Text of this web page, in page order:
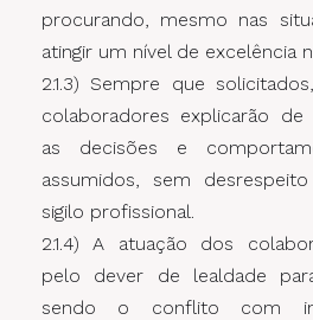
procurando, mesmo nas
atingir um nível de excelência
2.1.3) Sempre que
colaboradores explicarão
as decisões e
assumidos, sem
sigilo profissional.
2.1.4) A atuação dos
pelo dever de lealdade
sendo o conflito com